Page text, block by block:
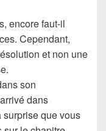
encore faut-il
Cependant,
et non une
son
dans
surprise que vous